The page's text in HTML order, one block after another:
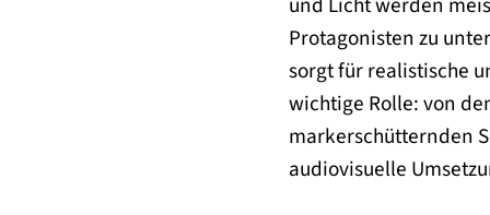
Protagonisten zu
sorgt für realistische
wichtige Rolle: von
markerschütternden
audiovisuelle